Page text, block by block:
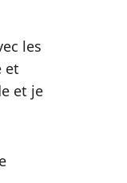
les
et
et je